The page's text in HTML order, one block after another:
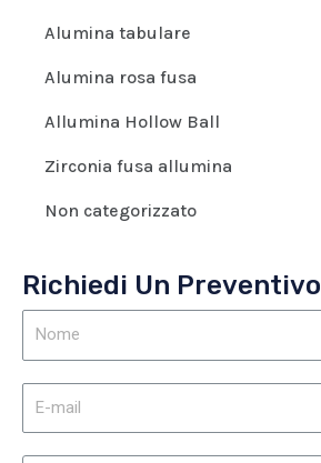
Alumina tabulare
Alumina rosa fusa
Allumina Hollow Ball
Zirconia fusa allumina
Non categorizzato
Richiedi Un Preventivo